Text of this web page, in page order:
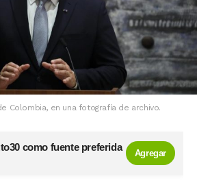
Colombia, en una fotografía de archivo.
como fuente preferida
Agregar